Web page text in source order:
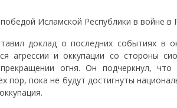
Исламской Республики в войне
доклад о последних событиях в
агрессии и оккупации со стороны
огня. Он подчеркнул, что
пор, пока не будут достигнуты